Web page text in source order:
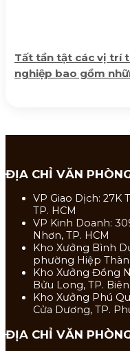
Tất tần tật các vị trí
nghiệp bao gồm
ĐỊA CHỈ VĂN
VP Giao Dịch:
TP. HCM
VP Kinh Doanh:
Nhơn, TP. HCM
Kho Xưởng Bình
phường Hiệp
Kho Xưởng Đồng
Bửu Long, TP.
Kho Xưởng Phú
Cửa Dương, TP.
ĐỊA CHỈ VĂN